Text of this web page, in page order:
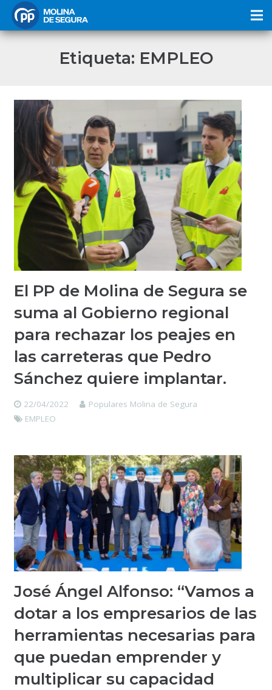
Etiqueta: EMPLEO
El PP de Molina de Segura se
suma al Gobierno regional
para rechazar los peajes en
las carreteras que Pedro
Sánchez quiere implantar.
22/04/2022
Populares Molina de Segura
EMPLEO
José Ángel Alfonso: “Vamos a
dotar a los empresarios de las
herramientas necesarias para
que puedan emprender y
multiplicar su capacidad